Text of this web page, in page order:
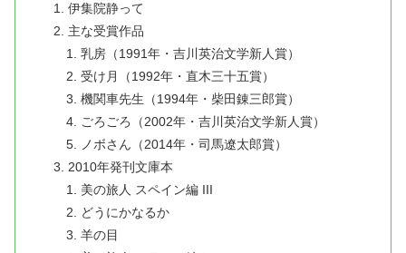
伊集院静って
主な受賞作品
乳房（1991年・吉川英治文学新人賞）
受け月（1992年・直木三十五賞）
機関車先生（1994年・柴田錬三郎賞）
ごろごろ（2002年・吉川英治文学新人賞）
ノボさん（2014年・司馬遼太郎賞）
2010年発刊文庫本
美の旅人 スペイン編 III
どうにかなるか
羊の目